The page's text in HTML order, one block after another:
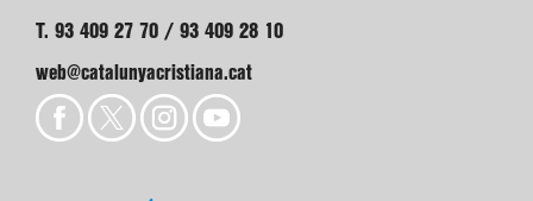
T. 93 409 27 70 / 93 409 28 10
web@catalunyacristiana.cat